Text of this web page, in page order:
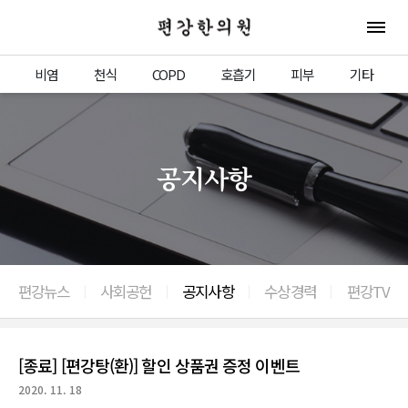
편강한의원 전체
비염 천식 COPD 호흡기 피부 기타
공지사항
편강뉴스 사회공헌 공지사항 수상경력 편강TV
[종료] [편강탕(환)] 할인 상품권 증정 이벤트
2020. 11. 18